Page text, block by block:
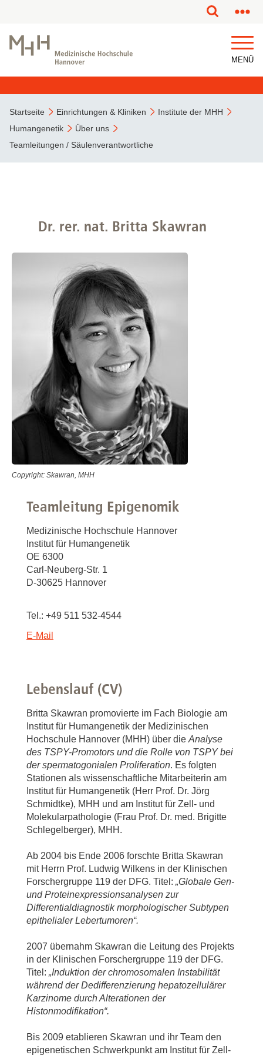
MENÜ
Startseite Einrichtungen & Kliniken
Institute der MHH
Humangenetik
Über uns
Teamleitungen / Säulenverantwortliche
Dr. rer. nat. Britta Skawran
Copyright: Skawran, MHH
Teamleitung Epigenomik
Medizinische Hochschule Hannover
Institut für Humangenetik
OE 6300
Carl-Neuberg-Str. 1
D-30625 Hannover
Tel.: +49 511 532-4544
E-Mail
Lebenslauf (CV)
Britta Skawran promovierte im Fach Biologie am
Institut für Humangenetik der Medizinischen
Hochschule Hannover (MHH) über die Analyse
des TSPY-Promotors und die Rolle von TSPY bei
der spermatogonialen Proliferation. Es folgten
Stationen als wissenschaftliche Mitarbeiterin am
Institut für Humangenetik (Herr Prof. Dr. Jörg
Schmidtke), MHH und am Institut für Zell- und
Molekularpathologie (Frau Prof. Dr. med. Brigitte
Schlegelberger), MHH.
Ab 2004 bis Ende 2006 forschte Britta Skawran
mit Herrn Prof. Ludwig Wilkens in der Klinischen
Forschergruppe 119 der DFG. Titel: „Globale Gen-
und Proteinexpressionsanalysen zur
Differentialdiagnostik morphologischer Subtypen
epithelialer Lebertumoren“.
2007 übernahm Skawran die Leitung des Projekts
in der Klinischen Forschergruppe 119 der DFG.
Titel: „Induktion der chromosomalen Instabilität
während der Dedifferenzierung hepatozellulärer
Karzinome durch Alterationen der
Histonmodifikation“.
Bis 2009 etablieren Skawran und ihr Team den
epigenetischen Schwerkpunkt am Institut für Zell-